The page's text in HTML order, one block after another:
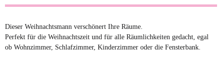
Dieser Weihnachtsmann verschönert Ihre Räume.
Perfekt für die Weihnachtszeit und für alle Räumlichkeiten gedacht, egal
ob Wohnzimmer, Schlafzimmer, Kinderzimmer oder die Fensterbank.